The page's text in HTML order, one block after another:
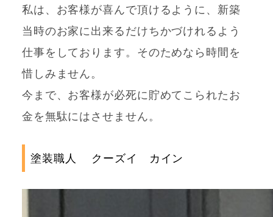
私は、お客様が喜んで頂けるように、新築
当時のお家に出来るだけちかづけれるよう
仕事をしております。そのためなら時間を
惜しみません。
今まで、お客様が必死に貯めてこられたお
金を無駄にはさせません。
塗装職人 クーズイ カイン